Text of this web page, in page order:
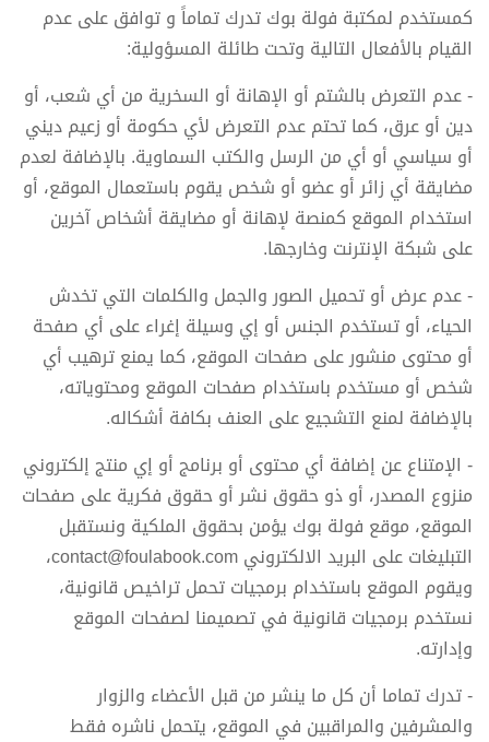
كمستخدم لمكتبة فولة بوك تدرك تماماً و توافق على عدم
القيام بالأفعال التالية وتحت طائلة المسؤولية:
- عدم التعرض بالشتم أو الإهانة أو السخرية من أي شعب، أو
دين أو عرق، كما تحتم عدم التعرض لأي حكومة أو زعيم ديني
أو سياسي أو أي من الرسل والكتب السماوية. بالإضافة لعدم
مضايقة أي زائر أو عضو أو شخص يقوم باستعمال الموقع، أو
استخدام الموقع كمنصة لإهانة أو مضايقة أشخاص آخرين
على شبكة الإنترنت وخارجها.
- عدم عرض أو تحميل الصور والجمل والكلمات التي تخدش
الحياء، أو تستخدم الجنس أو إي وسيلة إغراء على أي صفحة
أو محتوى منشور على صفحات الموقع، كما يمنع ترهيب أي
شخص أو مستخدم باستخدام صفحات الموقع ومحتوياته،
بالإضافة لمنع التشجيع على العنف بكافة أشكاله.
- الإمتناع عن إضافة أي محتوى أو برنامج أو إي منتج إلكتروني
منزوع المصدر، أو ذو حقوق نشر أو حقوق فكرية على صفحات
الموقع، موقع فولة بوك يؤمن بحقوق الملكية ونستقبل
التبليغات على البريد الالكترونيcontact@foulabook.com،
ويقوم الموقع باستخدام برمجيات تحمل تراخيص قانونية،
نستخدم برمجيات قانونية في تصميمنا لصفحات الموقع
وإدارته.
- تدرك تماما أن كل ما ينشر من قبل الأعضاء والزوار
والمشرفين والمراقبين في الموقع، يتحمل ناشره فقط